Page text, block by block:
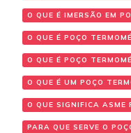
O QUE É IMERSÃO EM
O QUE É POÇO
O QUE É POÇO
O QUE É UM POÇO
O QUE SIGNIFICA ASME
PARA QUE SERVE O